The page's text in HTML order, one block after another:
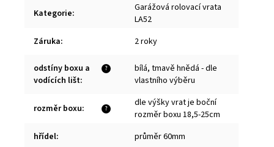
Kategorie:
Garážová rolovací vrata
LA52
Záruka: 2 roky
?
odstíny boxu a
vodících lišt:
bílá, tmavě hnědá - dle
vlastního výběru
?
rozměr boxu:
dle výšky vrat je boční
rozměr boxu 18,5-25cm
hřídel: průměr 60mm